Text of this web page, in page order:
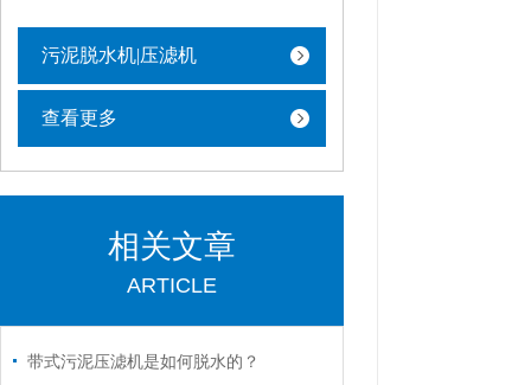
污泥脱水机|压滤机
查看更多
相关文章
ARTICLE
带式污泥压滤机是如何脱水的？